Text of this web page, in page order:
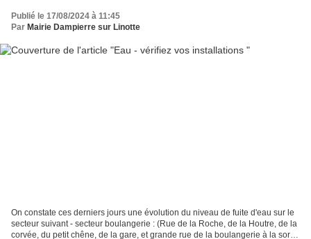
Publié le 17/08/2024 à 11:45
Par Mairie Dampierre sur Linotte
On constate ces derniers jours une évolution du niveau de fuite d'eau sur le
secteur suivant - secteur boulangerie : (Rue de la Roche, de la Houtre, de la
corvée, du petit chêne, de la gare, et grande rue de la boulangerie à la sortie